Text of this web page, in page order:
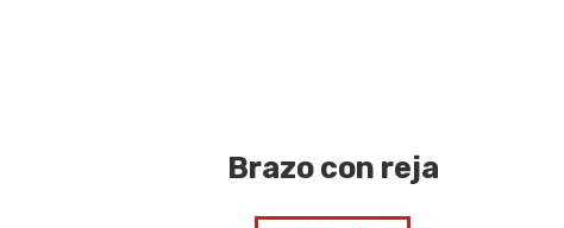
Brazo con reja